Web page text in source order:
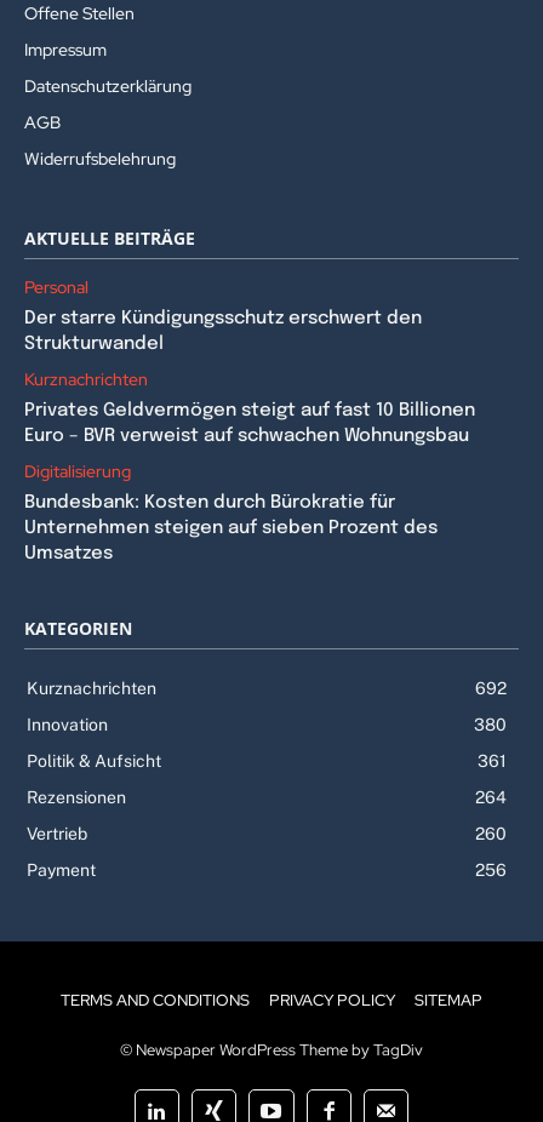
Offene Stellen
Impressum
Datenschutzerklärung
AGB
Widerrufsbelehrung
AKTUELLE BEITRÄGE
Personal
Der starre Kündigungsschutz erschwert den
Strukturwandel
Kurznachrichten
Privates Geldvermögen steigt auf fast 10 Billionen
Euro – BVR verweist auf schwachen Wohnungsbau
Digitalisierung
Bundesbank: Kosten durch Bürokratie für
Unternehmen steigen auf sieben Prozent des
Umsatzes
KATEGORIEN
Kurznachrichten
692
Innovation
380
Politik & Aufsicht
361
Rezensionen
264
Vertrieb
260
Payment
256
TERMS AND CONDITIONS PRIVACY POLICY SITEMAP
© Newspaper WordPress Theme by TagDiv